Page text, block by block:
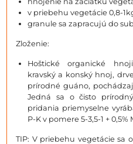
v priebehu vegetácie 0,8-
granule sa zapracujú do
Zloženie:
Hoštické organické
kravský a konský hnoj,
prírodné guáno,
Jedná sa o čisto
pridania priemyselne
P-K v pomere 5-3,5-1 + 0,5%
TIP: V priebehu vegetácie sa